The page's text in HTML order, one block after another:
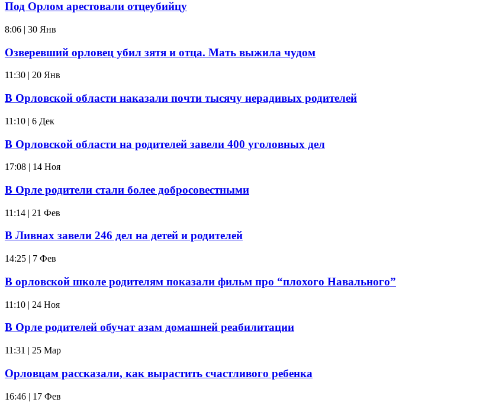
Под Орлом арестовали отцеубийцу
8:06 | 30 Янв
Озверевший орловец убил зятя и отца. Мать выжила чудом
11:30 | 20 Янв
В Орловской области наказали почти тысячу нерадивых родителей
11:10 | 6 Дек
В Орловской области на родителей завели 400 уголовных дел
17:08 | 14 Ноя
В Орле родители стали более добросовестными
11:14 | 21 Фев
В Ливнах завели 246 дел на детей и родителей
14:25 | 7 Фев
В орловской школе родителям показали фильм про “плохого Навального”
11:10 | 24 Ноя
В Орле родителей обучат азам домашней реабилитации
11:31 | 25 Мар
Орловцам рассказали, как вырастить счастливого ребенка
16:46 | 17 Фев